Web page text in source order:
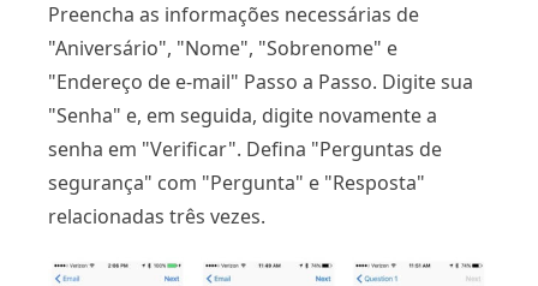
Preencha as informações necessárias de
"Aniversário", "Nome", "Sobrenome" e
"Endereço de e-mail" Passo a Passo. Digite sua
"Senha" e, em seguida, digite novamente a
senha em "Verificar". Defina "Perguntas de
segurança" com "Pergunta" e "Resposta"
relacionadas três vezes.